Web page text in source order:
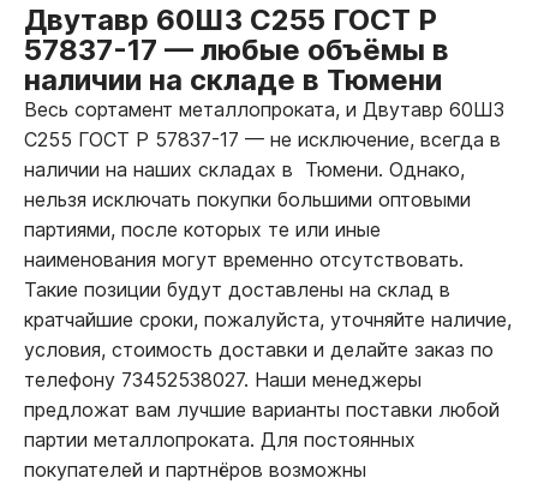
Двутавр 60Ш3 С255 ГОСТ Р
57837-17 — любые объёмы в
наличии на складе в Тюмени
Весь сортамент металлопроката, и Двутавр 60Ш3
С255 ГОСТ Р 57837-17 — не исключение, всегда в
наличии на наших складах в Тюмени. Однако,
нельзя исключать покупки большими оптовыми
партиями, после которых те или иные
наименования могут временно отсутствовать.
Такие позиции будут доставлены на склад в
кратчайшие сроки, пожалуйста, уточняйте наличие,
условия, стоимость доставки и делайте заказ по
телефону 73452538027. Наши менеджеры
предложат вам лучшие варианты поставки любой
партии металлопроката. Для постоянных
покупателей и партнёров возможны